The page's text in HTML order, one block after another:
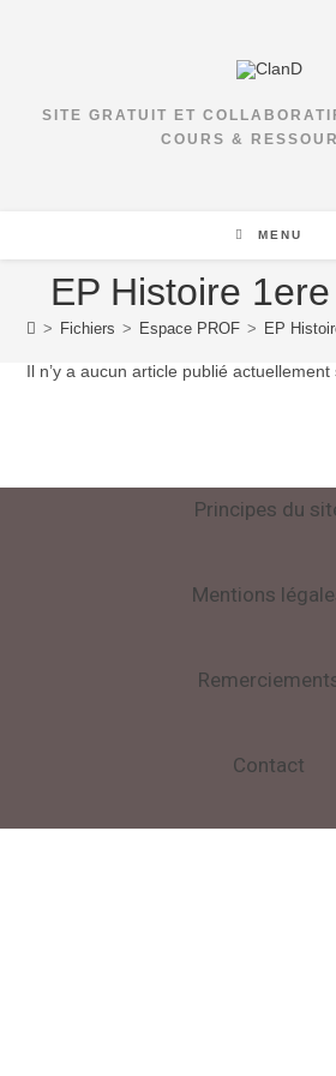
SITE GRATUIT ET
COURS &
MENU
EP Histoire
> Fichiers > Espace PROF > EP
Il n’y a aucun article publié
Principes du
Mentions
Contact